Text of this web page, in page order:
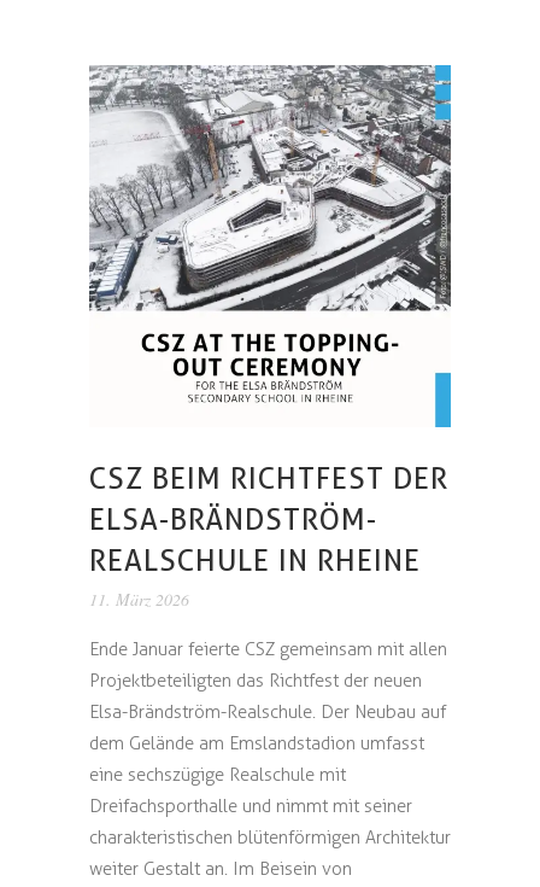
CSZ BEIM RICHTFEST DER
ELSA-BRÄNDSTRÖM-
REALSCHULE IN RHEINE
11. März 2026
Ende Januar feierte CSZ gemeinsam mit allen
Projektbeteiligten das Richtfest der neuen
Elsa-Brändström-Realschule. Der Neubau auf
dem Gelände am Emslandstadion umfasst
eine sechszügige Realschule mit
Dreifachsporthalle und nimmt mit seiner
charakteristischen blütenförmigen Architektur
weiter Gestalt an. Im Beisein von